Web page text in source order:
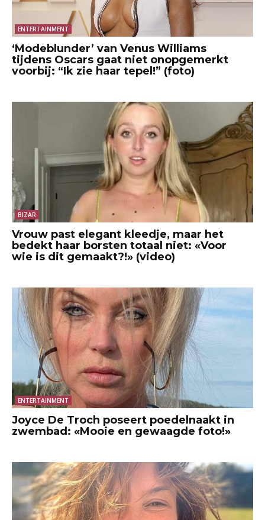
ENTERTAINMENT
‘Modeblunder’ van Venus Williams
tijdens Oscars gaat niet onopgemerkt
voorbij: “Ik zie haar tepel!” (foto)
BIZAR
Vrouw past elegant kleedje, maar het
bedekt haar borsten totaal niet: «Voor
wie is dit gemaakt?!» (video)
ENTERTAINMENT
Joyce De Troch poseert poedelnaakt in
zwembad: «Mooie en gewaagde foto!»